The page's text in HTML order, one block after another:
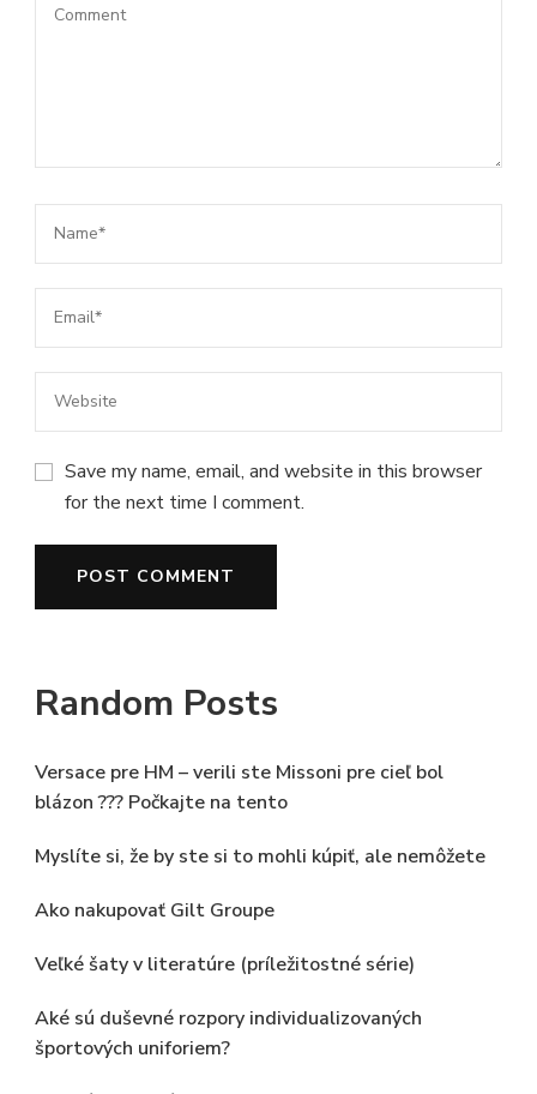
Save my name, email, and website in this browser
for the next time I comment.
Random Posts
Versace pre HM – verili ste Missoni pre cieľ bol
blázon ??? Počkajte na tento
Myslíte si, že by ste si to mohli kúpiť, ale nemôžete
Ako nakupovať Gilt Groupe
Veľké šaty v literatúre (príležitostné série)
Aké sú duševné rozpory individualizovaných
športových uniforiem?